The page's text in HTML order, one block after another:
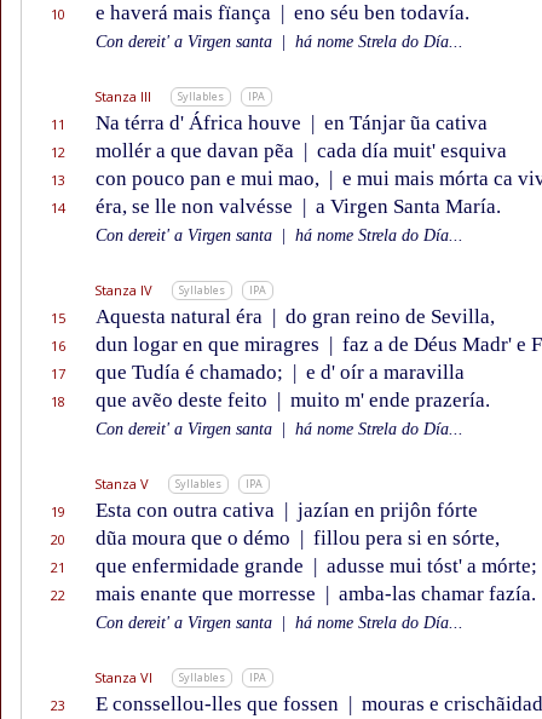
10 e haverá mais fïança | eno séu ben todavía.
Con dereit' a Virgen santa há nome Strela do Día...
Stanza III Syllables IPA
11 Na térra d' África houve | en Tánjar ũa cativa
12 mollér a que davan pẽa | cada día muit' esquiva
13 con pouco pan e mui mao, | e mui mais mórta ca
14 éra, se lle non valvésse | a Virgen Santa María.
Con dereit' a Virgen santa há nome Strela do Día...
Stanza IV Syllables IPA
15 Aquesta natural éra | do gran reino de Sevilla,
16 dun logar en que miragres | faz a de Déus Madr' e
17 que Tudía é chamado; | e d' oír a maravilla
18 que avẽo deste feito | muito m' ende prazería.
Con dereit' a Virgen santa há nome Strela do Día...
Stanza V Syllables IPA
19 Esta con outra cativa | jazían en prijôn fórte
20 dũa moura que o démo | fillou pera si en sórte,
21 que enfermidade grande | adusse mui tóst' a mórte;
22 mais enante que morresse | amba-las chamar fazía.
Con dereit' a Virgen santa há nome Strela do Día...
Stanza VI Syllables IPA
23 E conssellou-lles que fossen | mouras e